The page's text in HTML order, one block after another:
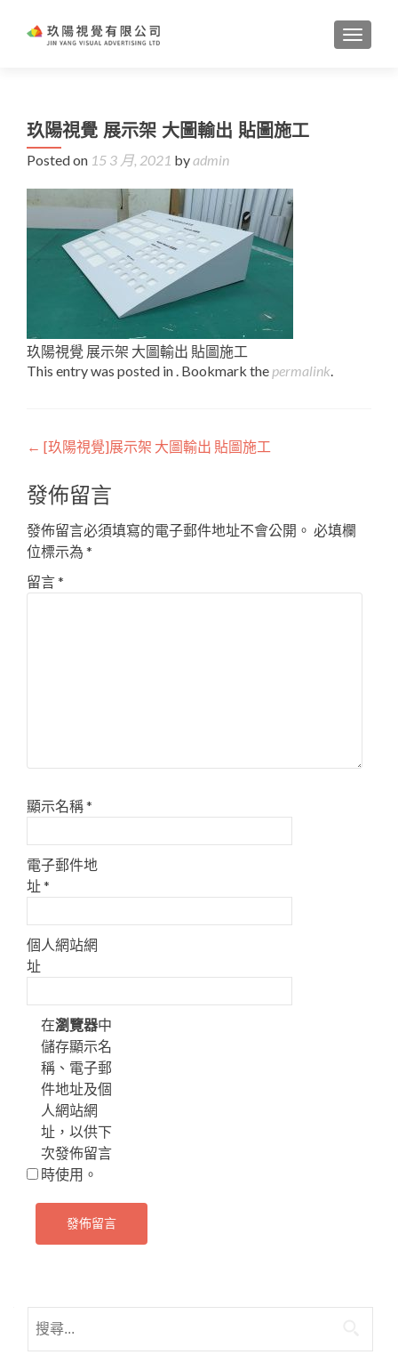
玖陽視覺 展示架 大圖輸出 貼圖施工
Posted on 15 3 月, 2021 byadmin
玖陽視覺 展示架 大圖輸出 貼圖施工
This entry was posted in . Bookmark the permalink.
Post
navigation
← [玖陽視覺]展示架 大圖輸出 貼圖施工
發佈留言
發佈留言必須填寫的電子郵件地址不會公開。 必填欄
位標示為 *
留言*
顯示名稱*
電子郵件地
址*
個人網站網
址
在瀏覽器中
儲存顯示名
稱、電子郵
件地址及個
人網站網
址，以供下
次發佈留言
時使用。
尋